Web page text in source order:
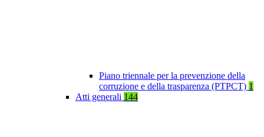
Piano triennale per la prevenzione della
corruzione e della trasparenza (PTPCT) 1
Atti generali 144